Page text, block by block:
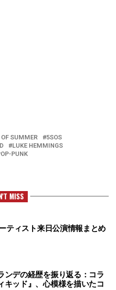
SUMMER
5SOS
LUKE HEMMINGS
PUNK
MISS
ティスト来日公演情報まとめ
ンデの経歴を振り返る：コラ
キッド』、心模様を描いたコ